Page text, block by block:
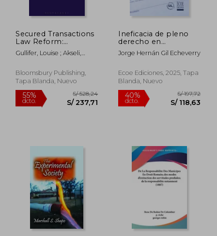
55% S/ 1.522,34 55%
Secured Transactions
Law Reform:
Principles, Policies
and Practice (en
Gullifer, Louise ; Akseli,
Bloomsbury Publishing,
Tapa Blanda, Nuevo
Ineficacia de pleno
derecho en
relaciones
contractuales
Jorge Hernán Gil Echeverry
Ecoe Ediciones, 2025, Tapa
Blanda, Nuevo